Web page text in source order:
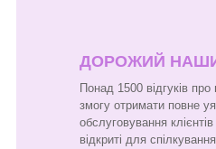
ДОРОЖИЙ
Понад 1500 відгуків
змогу отримати повне
обслуговування
відкриті для